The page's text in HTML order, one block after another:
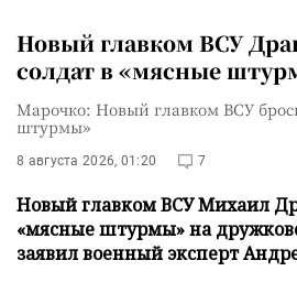
Новый главком ВСУ
солдат в «мясные
Марочко: Новый главком ВСУ
штурмы»
8 августа 2026, 01:20 7
Новый главком ВСУ Михаил
«мясные штурмы» на
заявил военный эксперт